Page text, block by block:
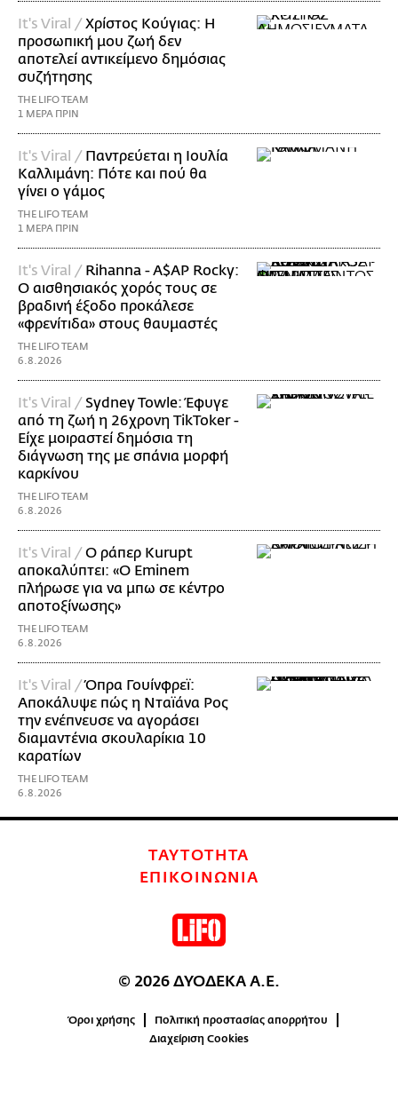
It's Viral / Χρίστος Κούγιας: Η
προσωπική μου ζωή δεν
αποτελεί αντικείμενο δημόσιας
συζήτησης
THE LIFO TEAM
1 ΜΕΡΑ ΠΡΙΝ
It's Viral / Παντρεύεται η Ιουλία
Καλλιμάνη: Πότε και πού θα
γίνει ο γάμος
THE LIFO TEAM
1 ΜΕΡΑ ΠΡΙΝ
It's Viral / Rihanna - A$AP Rocky:
Ο αισθησιακός χορός τους σε
βραδινή έξοδο προκάλεσε
«φρενίτιδα» στους θαυμαστές
THE LIFO TEAM
6.8.2026
It's Viral / Sydney Towle: Έφυγε
από τη ζωή η 26χρονη TikToker -
Είχε μοιραστεί δημόσια τη
διάγνωση της με σπάνια μορφή
καρκίνου
THE LIFO TEAM
6.8.2026
It's Viral / Ο ράπερ Kurupt
αποκαλύπτει: «Ο Eminem
πλήρωσε για να μπω σε κέντρο
αποτοξίνωσης»
THE LIFO TEAM
6.8.2026
It's Viral /Όπρα Γουίνφρεϊ:
Αποκάλυψε πώς η Νταϊάνα Ρος
την ενέπνευσε να αγοράσει
διαμαντένια σκουλαρίκια 10
καρατίων
THE LIFO TEAM
6.8.2026
ΤΑΥΤΟΤΗΤΑ
ΕΠΙΚΟΙΝΩΝΙΑ
© 2026 ΔΥΟΔΕΚΑ Α.Ε.
Όροι χρήσης
Πολιτική προστασίας απορρήτου
Διαχείριση Cookies